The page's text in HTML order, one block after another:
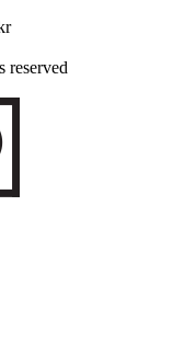
reserved